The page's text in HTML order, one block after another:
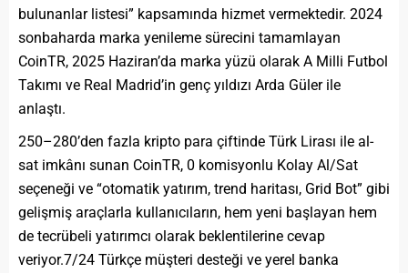
bulunanlar listesi” kapsamında hizmet vermektedir. 2024
sonbaharda marka yenileme sürecini tamamlayan
CoinTR, 2025 Haziran’da marka yüzü olarak A Milli Futbol
Takımı ve Real Madrid’in genç yıldızı Arda Güler ile
anlaştı.
250–280’den fazla kripto para çiftinde Türk Lirası ile al-
sat imkânı sunan CoinTR, 0 komisyonlu Kolay Al/Sat
seçeneği ve “otomatik yatırım, trend haritası, Grid Bot” gibi
gelişmiş araçlarla kullanıcıların, hem yeni başlayan hem
de tecrübeli yatırımcı olarak beklentilerine cevap
veriyor.7/24 Türkçe müşteri desteği ve yerel banka